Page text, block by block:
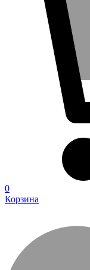
0
Корзина